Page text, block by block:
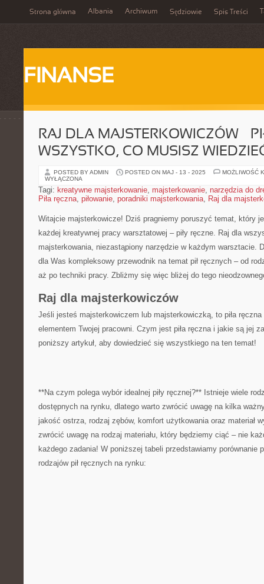
Strona główna Albania Archiwum Sędziowie Spis Treści
FINANSE
RAJ DLA MAJSTERKOWICZÓW –
WSZYSTKO, CO MUSISZ
POSTED BY ADMIN POSTED ON MAJ - 13 - 2025
MOŻLIWOŚĆ
WYŁĄCZONA
Tagi: kreatywne majsterkowanie, majsterkowanie, narzędzia do
Piła ręczna, piłowanie, poradniki majsterkowania, Raj dla
Witajcie majsterkowicze! Dziś pragniemy ⁤poruszyć temat, ⁣który
każdej kreatywnej pracy ‍warsztatowej – ⁤piły‍ ręczne. ⁣Raj ​dla​
majsterkowania,⁣ niezastąpiony narzędzie⁣ w każdym warsztacie.​
dla⁢ Was‍ kompleksowy‌ przewodnik na temat pił​ ręcznych – od
aż⁣ po​ techniki pracy. Zbliżmy ⁣się więc bliżej do tego
Raj ⁢dla ⁤majsterkowiczów
Jeśli jesteś majsterkowiczem lub majsterkowiczką, ⁢to piła
elementem⁤ Twojej pracowni. Czym jest piła ręczna i jakie są jej
poniższy artykuł, ⁢aby dowiedzieć się wszystkiego na ten‌ temat!
**Na czym ​polega wybór idealnej piły ręcznej?** ‍Istnieje ​wiele
dostępnych na rynku,⁤ dlatego warto zwrócić uwagę‌ na kilka
jakość ostrza, rodzaj zębów, komfort użytkowania oraz materiał
zwrócić uwagę na rodzaj‍ materiału, który‍ będziemy⁣ ciąć – nie
każdego⁢ zadania! W poniższej tabeli przedstawiamy porównanie​
rodzajów pił ręcznych ​na rynku: